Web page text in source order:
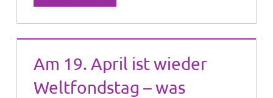
Am 19. April ist wieder
Weltfondstag – was